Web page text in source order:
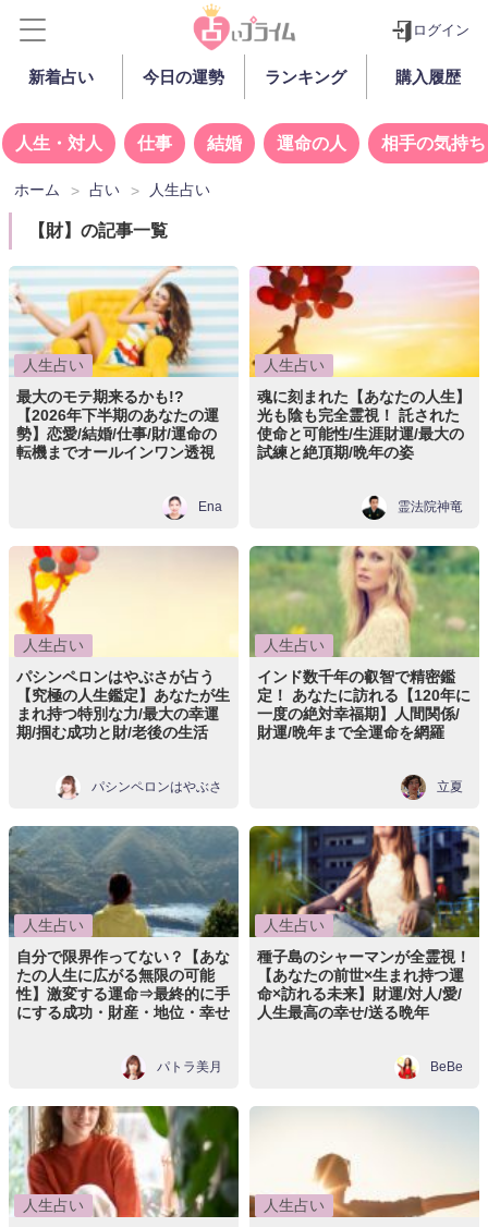
ログイン
新着占い 今日の運勢 ランキング 購入履歴
人生・対人 仕事 結婚 運命の人 相手の気持ち
ホーム 占い 人生占い
【財】の記事一覧
人生占い
最大のモテ期来るかも!?
【2026年下半期のあなたの運
勢】恋愛/結婚/仕事/財/運命の
転機までオールインワン透視
Ena
人生占い
魂に刻まれた【あなたの人生】
光も陰も完全霊視！ 託された
使命と可能性/生涯財運/最大の
試練と絶頂期/晩年の姿
霊法院神竜
人生占い
パシンペロンはやぶさが占う
【究極の人生鑑定】あなたが生
まれ持つ特別な力/最大の幸運
期/掴む成功と財/老後の生活
パシンペロンはやぶさ
人生占い
インド数千年の叡智で精密鑑
定！ あなたに訪れる【120年に
一度の絶対幸福期】人間関係/
財運/晩年まで全運命を網羅
立夏
人生占い
自分で限界作ってない？【あな
たの人生に広がる無限の可能
性】激変する運命⇒最終的に手
にする成功・財産・地位・幸せ
パトラ美月
人生占い
種子島のシャーマンが全霊視！
【あなたの前世×生まれ持つ運
命×訪れる未来】財運/対人/愛/
人生最高の幸せ/送る晩年
BeBe
人生占い
人生占い